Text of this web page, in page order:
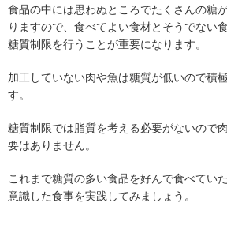
食品の中には思わぬところでたくさんの糖
りますので、食べてよい食材とそうでない
糖質制限を行うことが重要になります。
加工していない肉や魚は糖質が低いので積
す。
糖質制限では脂質を考える必要がないので
要はありません。
これまで糖質の多い食品を好んで食べてい
意識した食事を実践してみましょう。